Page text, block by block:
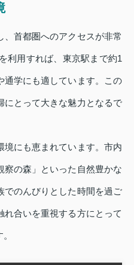
首都圏へのアクセスが非常
利用すれば、東京駅まで約1
通学にも適しています。この
にとって大きな魅力となるで
境にも恵まれています。市内
察の森」といった自然豊かな
でのんびりとした時間を過ご
合いを重視する方にとって